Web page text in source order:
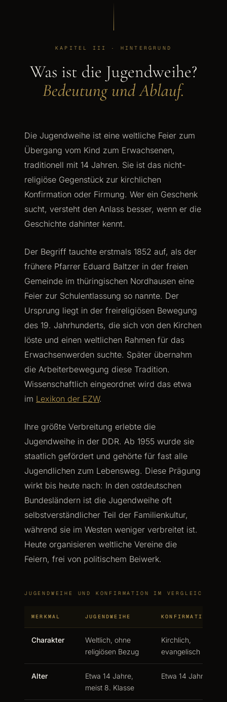
KAPITEL III · HINTERGRUND
Was ist die Jugendweihe?
Bedeutung und Ablauf.
Die Jugendweihe ist eine weltliche Feier zum
Übergang vom Kind zum Erwachsenen,
traditionell mit 14 Jahren. Sie ist das nicht-
religiöse Gegenstück zur kirchlichen
Konfirmation oder Firmung. Wer ein Geschenk
sucht, versteht den Anlass besser, wenn er die
Geschichte dahinter kennt.
Der Begriff tauchte erstmals 1852 auf, als der
frühere Pfarrer Eduard Baltzer in der freien
Gemeinde im thüringischen Nordhausen eine
Feier zur Schulentlassung so nannte. Der
Ursprung liegt in der freireligiösen Bewegung
des 19. Jahrhunderts, die sich von den Kirchen
löste und einen weltlichen Rahmen für das
Erwachsenwerden suchte. Später übernahm
die Arbeiterbewegung diese Tradition.
Wissenschaftlich eingeordnet wird das etwa
im Lexikon der EZW.
Ihre größte Verbreitung erlebte die
Jugendweihe in der DDR. Ab 1955 wurde sie
staatlich gefördert und gehörte für fast alle
Jugendlichen zum Lebensweg. Diese Prägung
wirkt bis heute nach: In den ostdeutschen
Bundesländern ist die Jugendweihe oft
selbstverständlicher Teil der Familienkultur,
während sie im Westen weniger verbreitet ist.
Heute organisieren weltliche Vereine die
Feiern, frei von politischem Beiwerk.
JUGENDWEIHE UND KONFIRMATION IM VERGLEICH
MERKMAL JUGENDWEIHE KONFIRMATION
Charakter
Weltlich, ohne
religiösen Bezug
Kirchlich,
evangelisch
Alter
Etwa 14 Jahre,
meist 8. Klasse
Etwa 14 Jahre